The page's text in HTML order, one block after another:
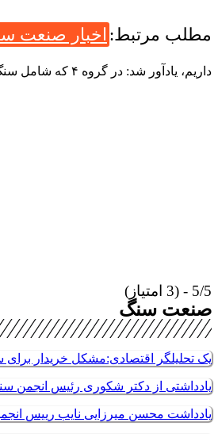
مطلب مرتبط: اخبار صنعت
داریم، یادآور شد: در گروه ۴ که شامل سنگ‌های تزئینی است ۸۰ مورد، گروه ۳ و ۵ که شامل سنگ گچ، نمک، پوکه، بارین، سیلیس و فلدسپات است جمعا ۷۴ مورد داریم.
5/5 - (3 امتیاز)
صنعت سنگ
یک تحلیلگر اقتصادی:مشکل خریدار برای
یادداشتی از دکتر شکوری رئیس انجمن
یادداشت محسن میرزایی نایب رییس